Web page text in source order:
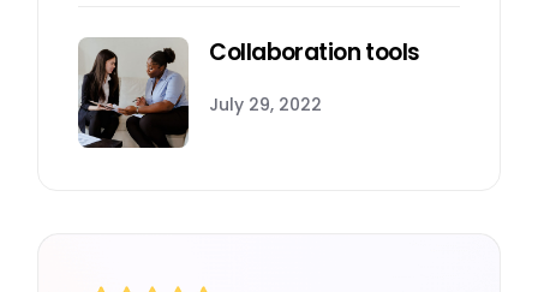
Collaboration tools
July 29, 2022